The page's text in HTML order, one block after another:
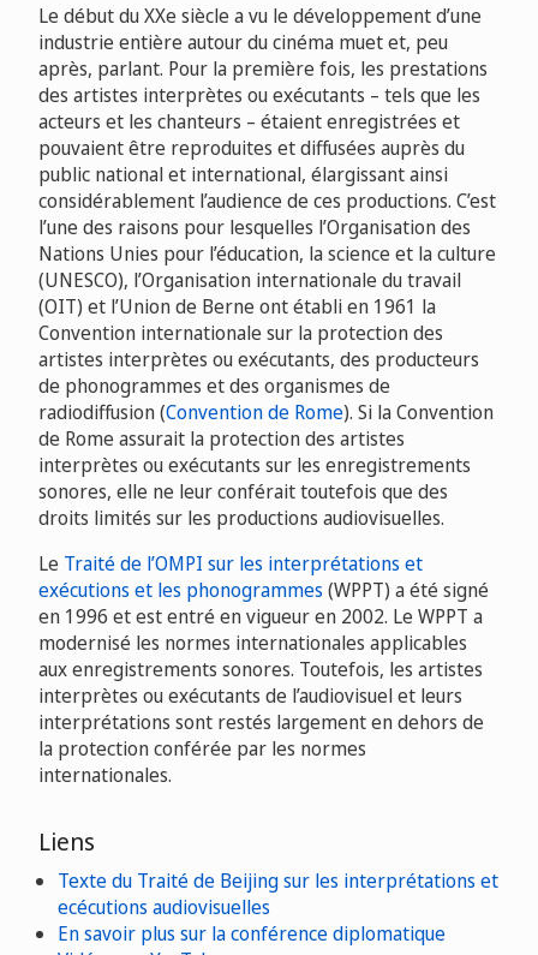
Le début du XXe siècle a vu le développement d’une
industrie entière autour du cinéma muet et, peu
après, parlant. Pour la première fois, les prestations
des artistes interprètes ou exécutants – tels que les
acteurs et les chanteurs – étaient enregistrées et
pouvaient être reproduites et diffusées auprès du
public national et international, élargissant ainsi
considérablement l’audience de ces productions. C’est
l’une des raisons pour lesquelles l’Organisation des
Nations Unies pour l’éducation, la science et la culture
(UNESCO), l’Organisation internationale du travail
(OIT) et l’Union de Berne ont établi en 1961 la
Convention internationale sur la protection des
artistes interprètes ou exécutants, des producteurs
de phonogrammes et des organismes de
radiodiffusion (Convention de Rome). Si la Convention
de Rome assurait la protection des artistes
interprètes ou exécutants sur les enregistrements
sonores, elle ne leur conférait toutefois que des
droits limités sur les productions audiovisuelles.
Le Traité de l’OMPI sur les interprétations et
exécutions et les phonogrammes (WPPT) a été signé
en 1996 et est entré en vigueur en 2002. Le WPPT a
modernisé les normes internationales applicables
aux enregistrements sonores. Toutefois, les artistes
interprètes ou exécutants de l’audiovisuel et leurs
interprétations sont restés largement en dehors de
la protection conférée par les normes
internationales.
Liens
Texte du Traité de Beijing sur les interprétations et
ecécutions audiovisuelles
En savoir plus sur la conférence diplomatique